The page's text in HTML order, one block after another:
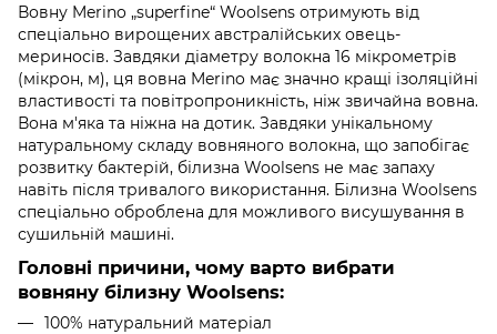
Вовну Merino „superfine“ Woolsens отримують від
спеціально вирощених австралійських овець-
мериносів. Завдяки діаметру волокна 16 мікрометрів
(мікрон, м), ця вовна Merino має значно кращі ізоляційні
властивості та повітропроникність, ніж звичайна вовна.
Вона м'яка та ніжна на дотик. Завдяки унікальному
натуральному складу вовняного волокна, що запобігає
розвитку бактерій, білизна Woolsens не має запаху
навіть після тривалого використання. Білизна Woolsens
спеціально оброблена для можливого висушування в
сушильній машині.
Головні причини, чому варто вибрати
вовняну білизну Woolsens:
100% натуральний матеріал